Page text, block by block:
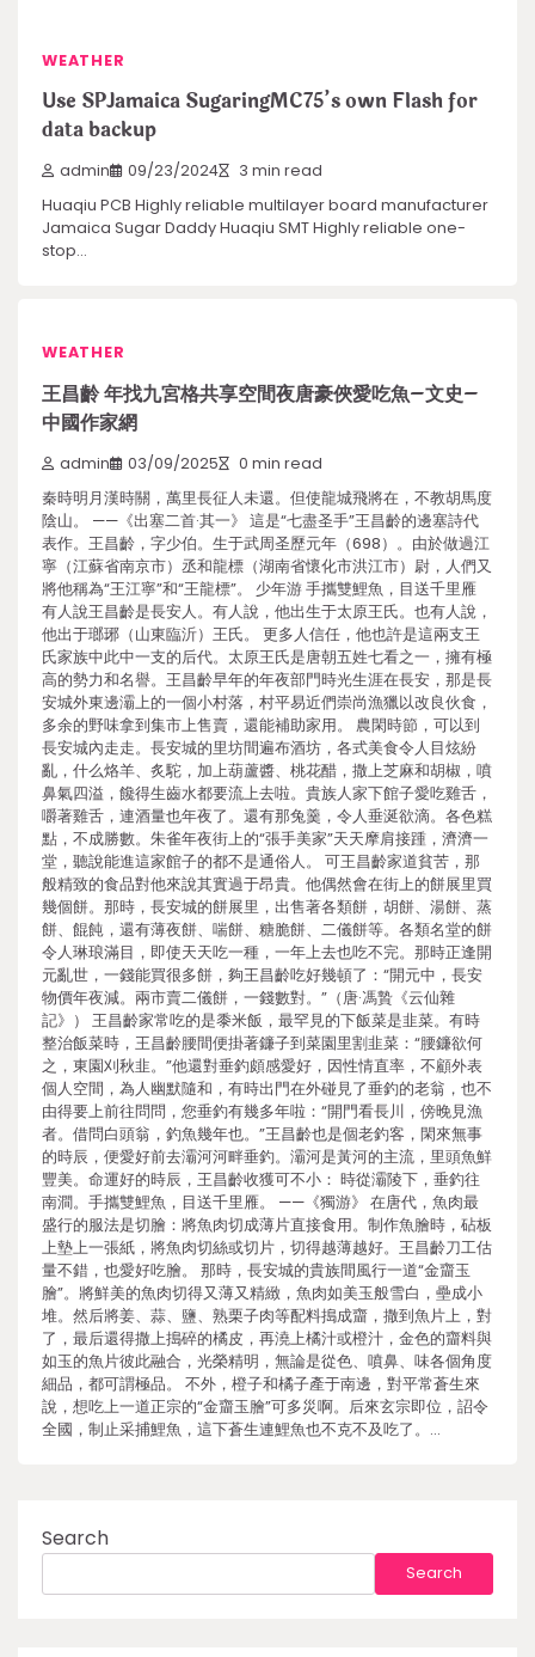
WEATHER
Use SPJamaica SugaringMC75’s own Flash for
data backup
admin 09/23/2024 3 min read
Huaqiu PCB Highly reliable multilayer board manufacturer
Jamaica Sugar Daddy Huaqiu SMT Highly reliable one-
stop…
WEATHER
王昌齡 年找九宮格共享空間夜唐豪俠愛吃魚–文史–
中國作家網
admin 03/09/2025 0 min read
秦時明月漢時關，萬里長征人未還。但使龍城飛將在，不教胡馬度
陰山。 ——《出塞二首·其一》 這是“七盡圣手”王昌齡的邊塞詩代
表作。王昌齡，字少伯。生于武周圣歷元年（698）。由於做過江
寧（江蘇省南京市）丞和龍標（湖南省懷化市洪江市）尉，人們又
將他稱為“王江寧”和“王龍標”。 少年游 手攜雙鯉魚，目送千里雁
有人說王昌齡是長安人。有人說，他出生于太原王氏。也有人說，
他出于瑯琊（山東臨沂）王氏。 更多人信任，他也許是這兩支王
氏家族中此中一支的后代。太原王氏是唐朝五姓七看之一，擁有極
高的勢力和名譽。王昌齡早年的年夜部門時光生涯在長安，那是長
安城外東邊灞上的一個小村落，村平易近們崇尚漁獵以改良伙食，
多余的野味拿到集市上售賣，還能補助家用。 農閑時節，可以到
長安城內走走。長安城的里坊間遍布酒坊，各式美食令人目炫紛
亂，什么烙羊、炙駝，加上葫蘆醬、桃花醋，撒上芝麻和胡椒，噴
鼻氣四溢，饞得生齒水都要流上去啦。貴族人家下館子愛吃雞舌，
嚼著雞舌，連酒量也年夜了。還有那兔羹，令人垂涎欲滴。各色糕
點，不成勝數。朱雀年夜街上的“張手美家”天天摩肩接踵，濟濟一
堂，聽說能進這家館子的都不是通俗人。 可王昌齡家道貧苦，那
般精致的食品對他來說其實過于昂貴。他偶然會在街上的餅展里買
幾個餅。那時，長安城的餅展里，出售著各類餅，胡餅、湯餅、蒸
餅、餛飩，還有薄夜餅、喘餅、糖脆餅、二儀餅等。各類名堂的餅
令人琳琅滿目，即使天天吃一種，一年上去也吃不完。那時正逢開
元亂世，一錢能買很多餅，夠王昌齡吃好幾頓了：“開元中，長安
物價年夜減。兩市賣二儀餅，一錢數對。”（唐·馮贄《云仙雜
記》） 王昌齡家常吃的是黍米飯，最罕見的下飯菜是韭菜。有時
整治飯菜時，王昌齡腰間便掛著鐮子到菜園里割韭菜：“腰鐮欲何
之，東園刈秋韭。”他還對垂釣頗感愛好，因性情直率，不顧外表
個人空間，為人幽默隨和，有時出門在外碰見了垂釣的老翁，也不
由得要上前往問問，您垂釣有幾多年啦：“開門看長川，傍晚見漁
者。借問白頭翁，釣魚幾年也。”王昌齡也是個老釣客，閑來無事
的時辰，便愛好前去灞河河畔垂釣。灞河是黃河的主流，里頭魚鮮
豐美。命運好的時辰，王昌齡收獲可不小： 時從灞陵下，垂釣往
南澗。手攜雙鯉魚，目送千里雁。 ——《獨游》 在唐代，魚肉最
盛行的服法是切膾：將魚肉切成薄片直接食用。制作魚膾時，砧板
上墊上一張紙，將魚肉切絲或切片，切得越薄越好。王昌齡刀工估
量不錯，也愛好吃膾。 那時，長安城的貴族間風行一道“金齏玉
膾”。將鮮美的魚肉切得又薄又精緻，魚肉如美玉般雪白，壘成小
堆。然后將姜、蒜、鹽、熟栗子肉等配料搗成齏，撒到魚片上，對
了，最后還得撒上搗碎的橘皮，再澆上橘汁或橙汁，金色的齏料與
如玉的魚片彼此融合，光榮精明，無論是從色、噴鼻、味各個角度
細品，都可謂極品。 不外，橙子和橘子產于南邊，對平常蒼生來
說，想吃上一道正宗的“金齏玉膾”可多災啊。后來玄宗即位，詔令
全國，制止采捕鯉魚，這下蒼生連鯉魚也不克不及吃了。…
Search
Search